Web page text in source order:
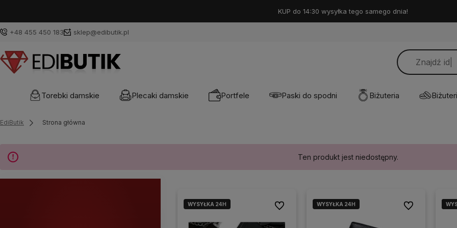
KUP do 14:30 wysyłka tego samego dnia!
+48 455 450 183 sklep@edibutik.pl
Torebki damskie Plecaki damskie Portfele Paski do spodni Biżuteria
EdiButik Strona główna
Ten produkt jest niedostępny.
WYSYŁKA 24H Do ulubionychWYSYŁKA 24H Do ulubionych